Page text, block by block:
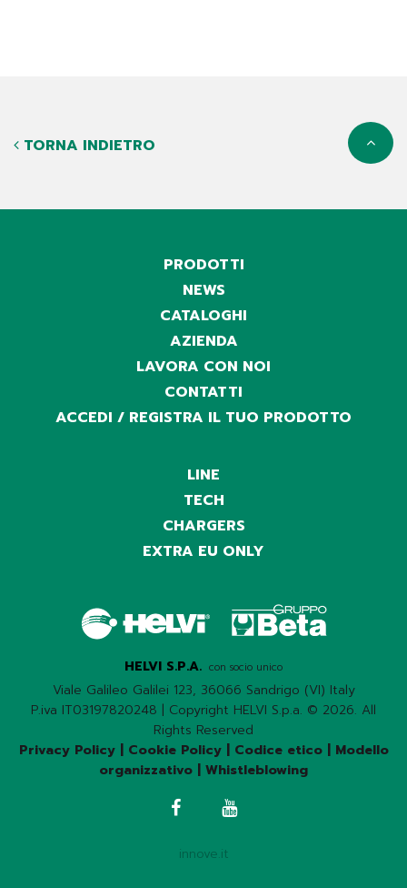
TORNA INDIETRO
PRODOTTI
NEWS
CATALOGHI
AZIENDA
LAVORA CON NOI
CONTATTI
ACCEDI / REGISTRA IL TUO PRODOTTO
LINE
TECH
CHARGERS
EXTRA EU ONLY
HELVI S.P.A. con socio unico
Viale Galileo Galilei 123, 36066 Sandrigo (VI) Italy
P.iva IT03197820248 | Copyright HELVI S.p.a. © 2026. All
Rights Reserved
Privacy Policy| Cookie Policy| Codice etico| Modello
organizzativo | Whistleblowing
innove.it